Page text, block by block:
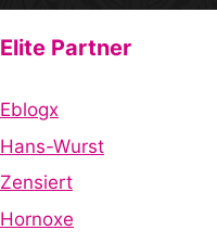
Elite Partner
Eblogx
Hans-Wurst
Zensiert
Hornoxe